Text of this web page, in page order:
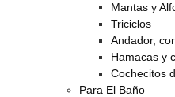
Mantas y
Triciclos
Andador,
Hamacas y
Cochecitos
Para El Baño